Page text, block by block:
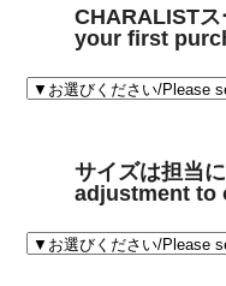
CHARALIST
your first
サイズは担当
adjustment to